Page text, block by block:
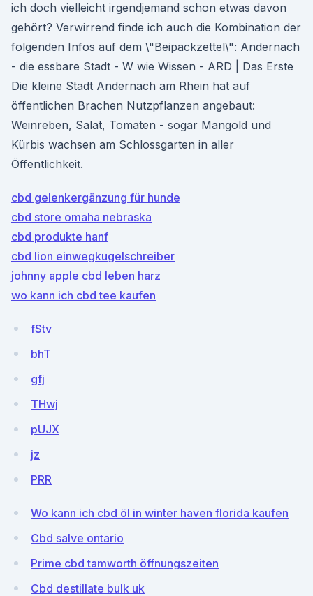
ich doch vielleicht irgendjemand schon etwas davon
gehört? Verwirrend finde ich auch die Kombination der
folgenden Infos auf dem \"Beipackzettel\": Andernach
- die essbare Stadt - W wie Wissen - ARD | Das Erste
Die kleine Stadt Andernach am Rhein hat auf
öffentlichen Brachen Nutzpflanzen angebaut:
Weinreben, Salat, Tomaten - sogar Mangold und
Kürbis wachsen am Schlossgarten in aller
Öffentlichkeit.
cbd gelenkergänzung für hunde
cbd store omaha nebraska
cbd produkte hanf
cbd lion einwegkugelschreiber
johnny apple cbd leben harz
wo kann ich cbd tee kaufen
fStv
bhT
gfj
THwj
pUJX
jz
PRR
Wo kann ich cbd öl in winter haven florida kaufen
Cbd salve ontario
Prime cbd tamworth öffnungszeiten
Cbd destillate bulk uk